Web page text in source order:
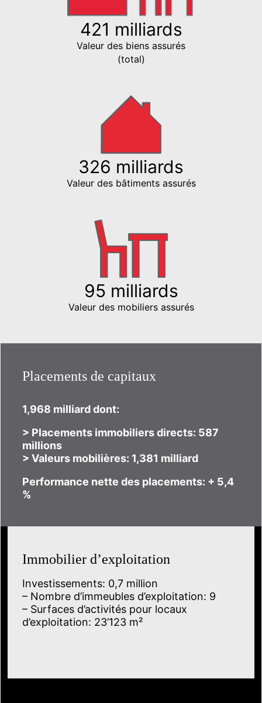
421 milliards
Valeur des biens assurés
(total)
326 milliards
Valeur des bâtiments assurés
95 milliards
Valeur des mobiliers assurés
Placements de capitaux
1,968 milliard dont:
> Placements immobiliers directs: 587
millions
> Valeurs mobilières: 1,381 milliard
Performance nette des placements: + 5,4
%
Immobilier d’exploitation
Investissements: 0,7 million
– Nombre d’immeubles d’exploitation: 9
– Surfaces d’activités pour locaux
d’exploitation: 23’123 m²